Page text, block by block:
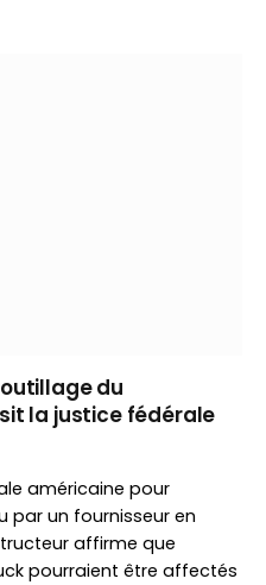
du
la justice fédérale
américaine pour
par un fournisseur en
affirme que
pourraient être affectés